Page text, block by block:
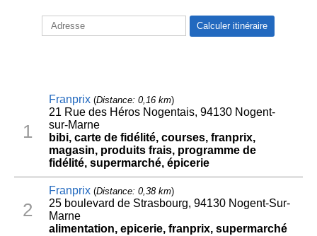
1
Franprix(Distance: 0,16 km)
21 Rue des Héros Nogentais, 94130 Nogent-
sur-Marne
bibi, carte de fidélité, courses, franprix,
magasin, produits frais, programme de
fidélité, supermarché, épicerie
2
Franprix(Distance: 0,38 km)
25 boulevard de Strasbourg, 94130 Nogent-Sur-
Marne
alimentation, epicerie, franprix, supermarché